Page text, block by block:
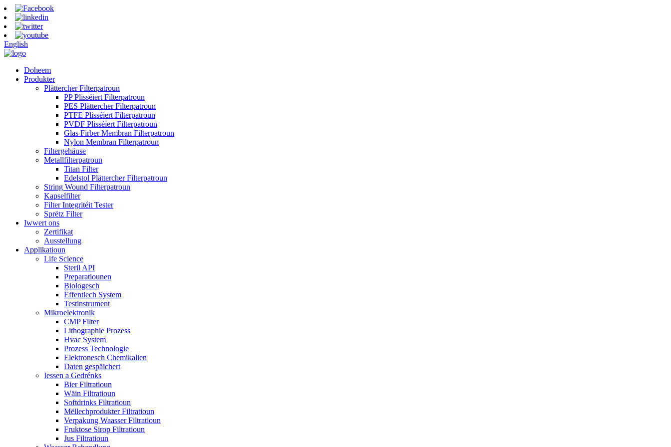
English
Doheem
Produkter
Plättercher Filterpatroun
PP Plisséiert Filterpatroun
PES Plättercher Filterpatroun
PTFE Plisséiert Filterpatroun
PVDF Plisséiert Filterpatroun
Glas Firber Membran Filterpatroun
Nylon Membran Filterpatroun
Filtergehäuse
Metallfilterpatroun
Titan Filter
Edelstol Plättercher Filterpatroun
String Wound Filterpatroun
Kapselfilter
Filter Integritéit Tester
Sprëtz Filter
Iwwert ons
Zertifikat
Ausstellung
Applikatioun
Life Science
Steril API
Preparatiounen
Biologesch
Ëffentlech System
Testinstrument
Mikroelektronik
CMP Filter
Lithographie Prozess
Hvac System
Prozess Technologie
Elektronesch Chemikalien
Daten gespäichert
Iessen a Gedrénks
Bier Filtratioun
Wäin Filtratioun
Softdrinks Filtratioun
Mëllechprodukter Filtratioun
Verpakung Waasser Filtratioun
Fruktose Sirop Filtratioun
Jus Filtratioun